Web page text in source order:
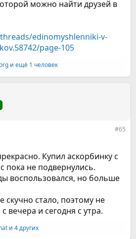
можно найти друзей в
edinomyshlenniki-v-
page-105
и ещё 1 человек
#65
Купил аскорбинку с
пока не подвернулись.
воспользовался, но больше
скучно стало, поэтому не
вечера и сегодня с утра.
и 4 других